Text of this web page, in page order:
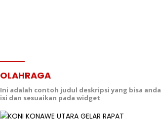
OLAHRAGA
Ini adalah contoh judul deskripsi yang bisa anda
isi dan sesuaikan pada widget